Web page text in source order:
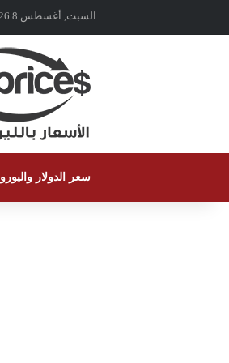
السبت, أغسطس 8 2026
سعر الدولار واليورو